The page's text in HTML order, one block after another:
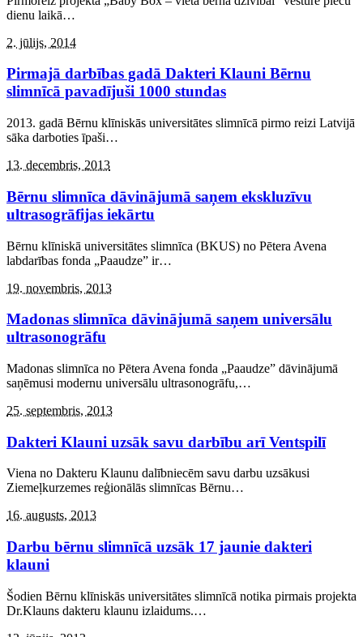
dienu laikā…
2. jūlijs, 2014
Pirmajā darbības gadā Dakteri Klauni Bērnu
slimnīcā pavadījuši 1000 stundas
2013. gadā Bērnu klīniskās universitātes slimnīcā pirmo reizi Latvijā
sāka darboties īpaši…
13. decembris, 2013
Bērnu slimnīca dāvinājumā saņem ekskluzīvu
ultrasogrāfijas iekārtu
Bērnu klīniskā universitātes slimnīca (BKUS) no Pētera Avena
labdarības fonda „Paaudze” ir…
19. novembris, 2013
Madonas slimnīca dāvinājumā saņem universālu
ultrasonogrāfu
Madonas slimnīca no Pētera Avena fonda „Paaudze” dāvinājumā
saņēmusi modernu universālu ultrasonogrāfu,…
25. septembris, 2013
Dakteri Klauni uzsāk savu darbību arī Ventspilī
Viena no Dakteru Klaunu dalībniecēm savu darbu uzsākusi
Ziemeļkurzemes reģionālās slimnīcas Bērnu…
16. augusts, 2013
Darbu bērnu slimnīcā uzsāk 17 jaunie dakteri
klauni
Šodien Bērnu klīniskās universitātes slimnīcā notika pirmais projekta
Dr.Klauns dakteru klaunu izlaidums.…